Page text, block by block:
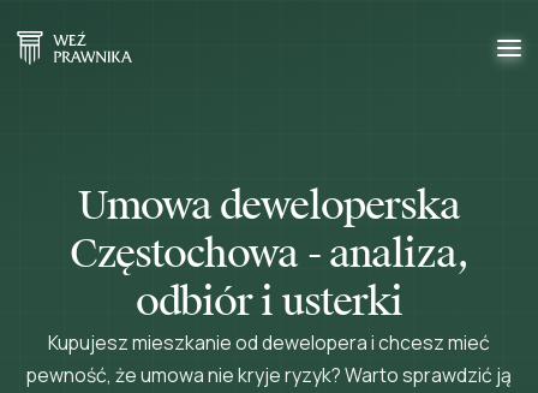
Umowa deweloperska
Częstochowa - analiza,
odbiór i usterki
Kupujesz mieszkanie od dewelopera i chcesz mieć
pewność, że umowa nie kryje ryzyk? Warto sprawdzić ją